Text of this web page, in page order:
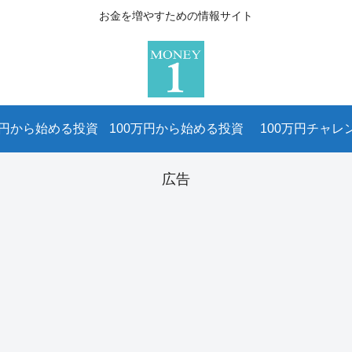
お金を増やすための情報サイト
から始める投資 100万円から始める投資 100万円チャレ
広告